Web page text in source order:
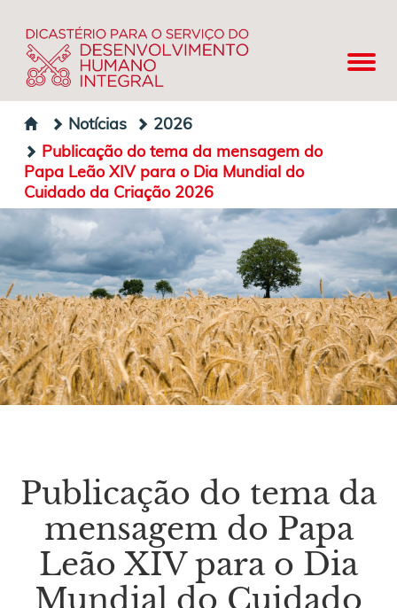
Notícias
2026
Publicação do tema da mensagem do
Papa Leão XIV para o Dia Mundial do
Cuidado da Criação 2026
Publicação do tema da
mensagem do Papa
Leão XIV para o Dia
Mundial do Cuidado